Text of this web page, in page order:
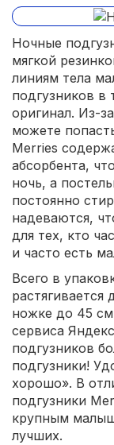
Ночные
мягкой
линиям тела
подгузников в
оригинал. Из-
можете
Merries
абсорбента,
ночь, а
постоянно
надеваются,
для тех, кто
и часто есть
Всего в
ножке до 45
сервиса
подгузников
подгузники!
хорошо». В
подгузники
крупным
лучших.